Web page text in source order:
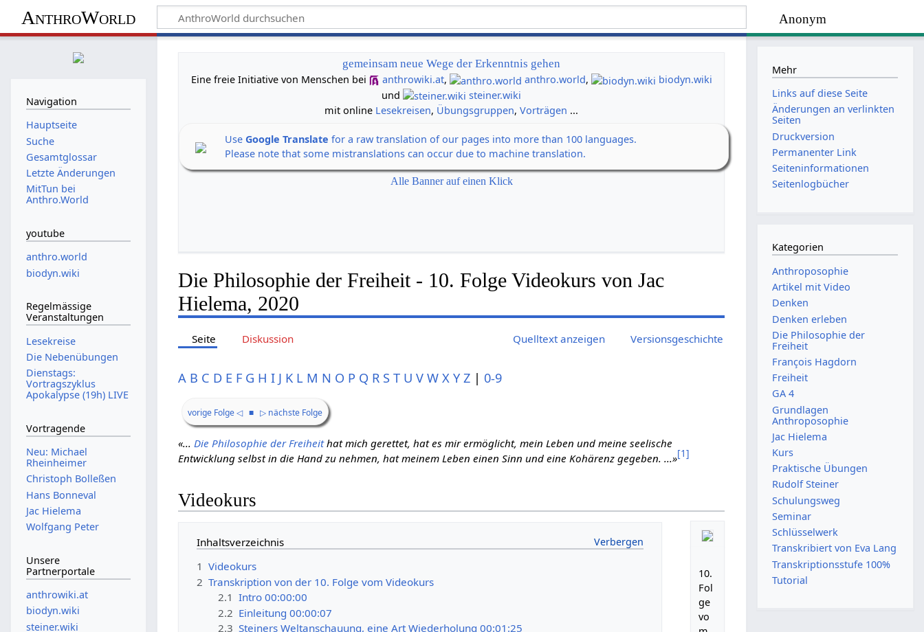
Anonym
AnthroWorld
gemeinsam neue Wege der Erkenntnis gehen
Eine freie Initiative von Menschen bei
anthrowiki.at, anthro.world,
biodyn.wiki
und
steiner.wiki
mit online Lesekreisen, Übungsgruppen,Vorträgen ...
UseGoogle Translate for a raw translation of our pages into more than 100 languages.
Please note that some mistranslations can occur due to machine translation.
Alle Banner auf einen Klick
Die Philosophie der Freiheit - 10. Folge Videokurs von Jac
Hielema, 2020
Seite Diskussion Quelltext anzeigen Versionsgeschichte
A B C D E F G H I J K L M N O P Q R S T U V W X Y Z | 0-9
vorige Folge ◁ ■ ▷ nächste Folge
«...Die Philosophie der Freiheithat mich gerettet, hat es mir ermöglicht, mein Leben und meine seelische
Entwicklung selbst in die Hand zu nehmen, hat meinem Leben einen Sinn und eine Kohärenz gegeben. ...»[1]
Videokurs
10.
Fol
ge
vo
Inhaltsverzeichnis
1 Videokurs
2 Transkription von der 10. Folge vom Videokurs
2.1 Intro 00:00:00
2.2 Einleitung 00:00:07
2.3 Steiners Weltanschauung, eine Art Wiederholung 00:01:25
Navigation
Hauptseite
Suche
Gesamtglossar
Letzte Änderungen
MitTun bei
Anthro.World
youtube
anthro.world
biodyn.wiki
Regelmässige
Veranstaltungen
Lesekreise
Die Nebenübungen
Dienstags:
Vortragszyklus
Apokalypse (19h) LIVE
Vortragende
Neu: Michael
Rheinheimer
Christoph Bolleßen
Hans Bonneval
Jac Hielema
Wolfgang Peter
Unsere
Partnerportale
anthrowiki.at
biodyn.wiki
steiner.wiki
Mehr
Links auf diese Seite
Änderungen an verlinkten
Seiten
Druckversion
Permanenter Link
Seiten­­informationen
Seitenlogbücher
Kategorien
Anthroposophie
Artikel mit Video
Denken
Denken erleben
Die Philosophie der
Freiheit
François Hagdorn
Freiheit
GA 4
Grundlagen
Anthroposophie
Jac Hielema
Kurs
Praktische Übungen
Rudolf Steiner
Schulungsweg
Seminar
Schlüsselwerk
Transkribiert von Eva Lang
Transkriptionsstufe 100%
Tutorial